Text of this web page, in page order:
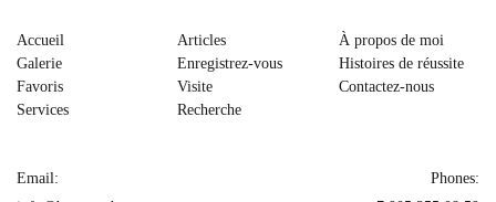
Accueil
Galerie
Favoris
Services
Articles
Enregistrez-vous
Visite
Recherche
À propos de moi
Histoires de réussite
Contactez-nous
Email:
Phones: